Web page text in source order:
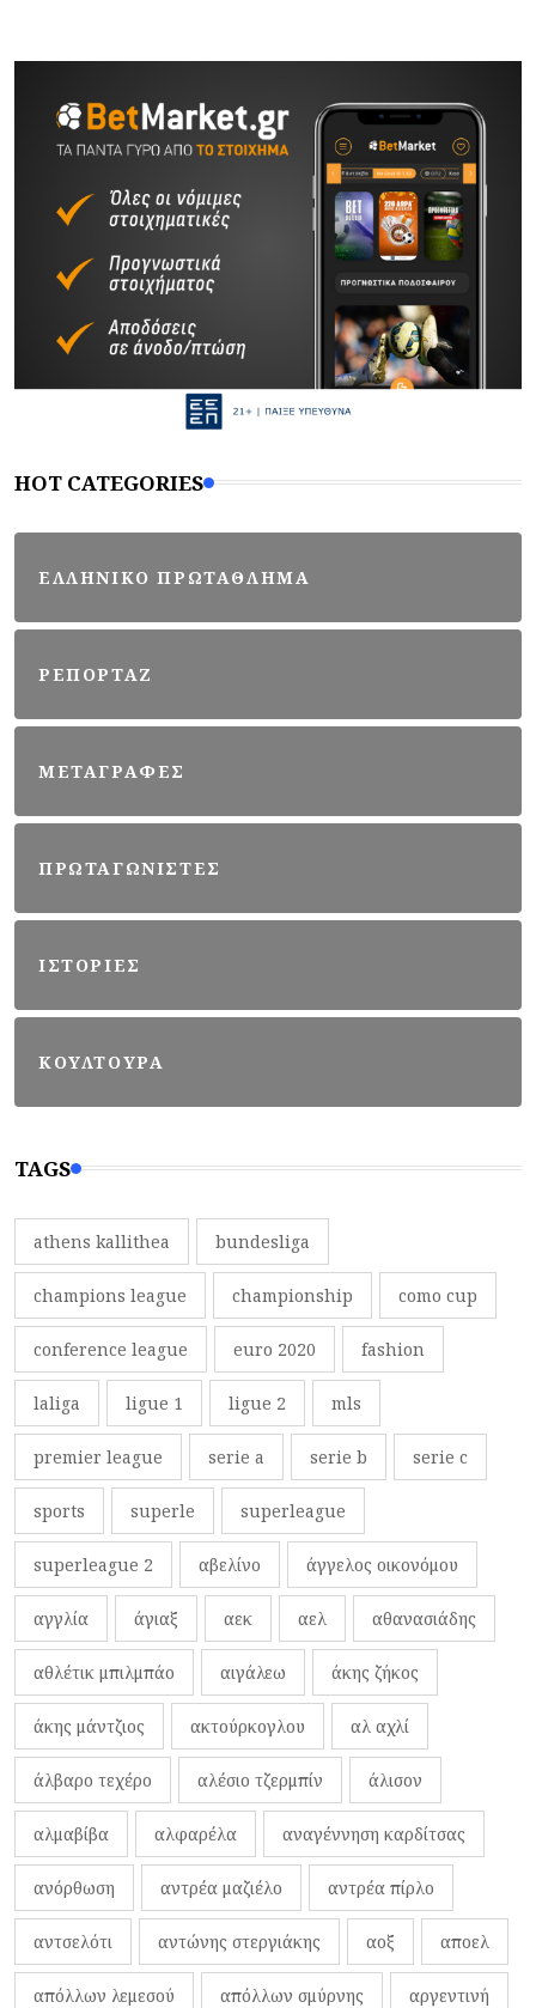
HOT CATEGORIES
ΕΛΛΗΝΙΚΟ ΠΡΩΤΑΘΛΗΜΑ
ΡΕΠΟΡΤΑΖ
ΜΕΤΑΓΡΑΦΕΣ
ΠΡΩΤΑΓΩΝΙΣΤΕΣ
ΙΣΤΟΡΙΕΣ
ΚΟΥΛΤΟΥΡΑ
TAGS
athens kallithea bundesliga
champions league championship como cup
conference league euro 2020 fashion
laliga ligue 1 ligue 2 mls
premier league serie a serie b serie c
sports superle superleague
superleague 2 αβελίνο άγγελος οικονόμου
αγγλία άγιαξ αεκ αελ αθανασιάδης
αθλέτικ μπιλμπάο αιγάλεω άκης ζήκος
άκης μάντζιος ακτούρκογλου αλ αχλί
άλβαρο τεχέρο αλέσιο τζερμπίν άλισον
αλμαβίβα αλφαρέλα αναγέννηση καρδίτσας
ανόρθωση αντρέα μαζιέλο αντρέα πίρλο
αντσελότι αντώνης στεργιάκης αοξ αποελ
απόλλων λεμεσού απόλλων σμύρνης αργεντινή